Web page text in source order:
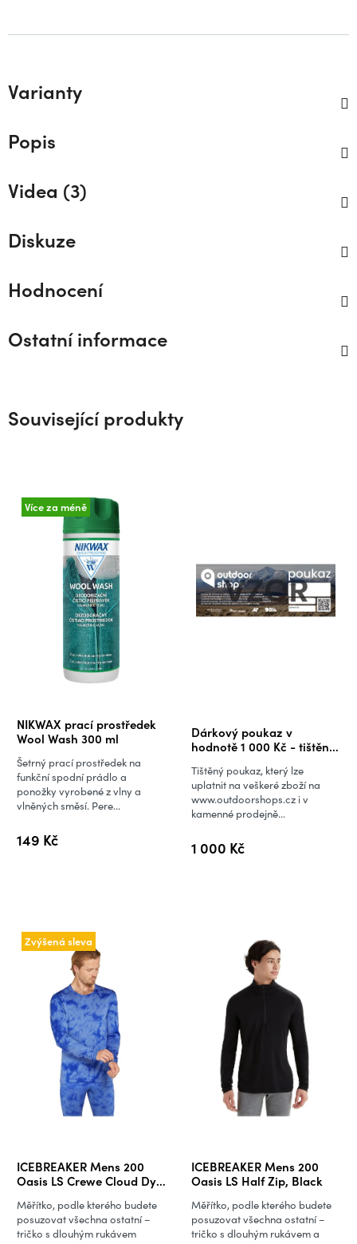
Varianty
Popis
Videa (3)
Diskuze
Hodnocení
Ostatní informace
Související produkty
Více za méně
NIKWAX prací prostředek
Wool Wash 300 ml
Průměrné
hodnocení
produktu
je
5,0
5
149 Kč
Šetrný prací prostředek na
funkční spodní prádlo a
ponožky vyrobené z vlny a
vlněných směsí. Pere...
Dárkový poukaz v
hodnotě 1 000 Kč - tištěná
1 000 Kč
Tištěný poukaz, který lze
uplatnit na veškeré zboží na
www.outdoorshops.cz i v
kamenné prodejně...
Zvýšená sleva
ICEBREAKER Mens 200
Oasis LS Crewe Cloud Dye,
Měřítko, podle kterého budete
posuzovat všechna ostatní –
tričko s dlouhým rukávem
ICEBREAKER Mens 200
Oasis LS Half Zip, Black
Měřítko, podle kterého budete
posuzovat všechna ostatní –
tričko s dlouhým rukávem a